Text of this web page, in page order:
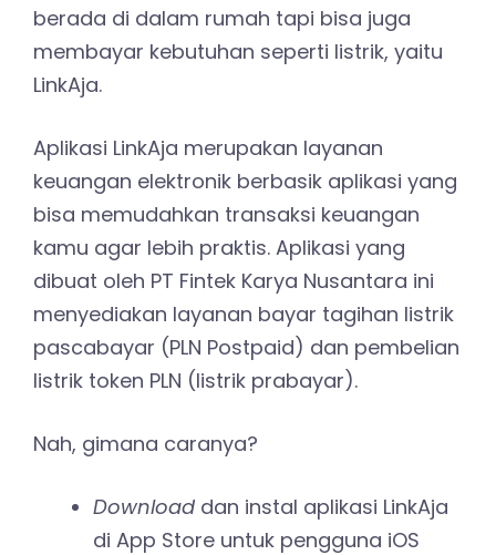
berada di dalam rumah tapi bisa juga
membayar kebutuhan seperti listrik, yaitu
LinkAja.
Aplikasi LinkAja merupakan layanan
keuangan elektronik berbasik aplikasi yang
bisa memudahkan transaksi keuangan
kamu agar lebih praktis. Aplikasi yang
dibuat oleh PT Fintek Karya Nusantara ini
menyediakan layanan bayar tagihan listrik
pascabayar (PLN Postpaid) dan pembelian
listrik token PLN (listrik prabayar).
Nah, gimana caranya?
Download dan instal aplikasi LinkAja
di App Store untuk pengguna iOS